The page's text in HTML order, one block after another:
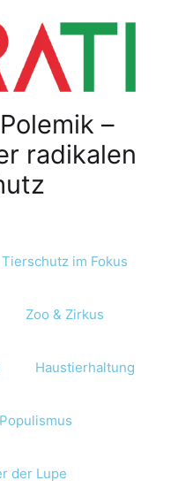
–
radikalen
Tierschutz im Fokus
Zoo & Zirkus
Haustierhaltung
der Lupe